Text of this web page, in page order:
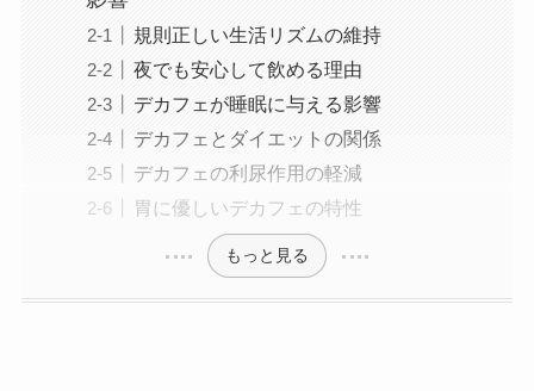
規則正しい生活リズムの維持
夜でも安心して飲める理由
デカフェが睡眠に与える影響
デカフェとダイエットの関係
デカフェの利尿作用の軽減
胃に優しいデカフェの特性
もっと見る